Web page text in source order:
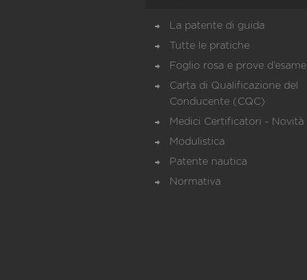
La patente di guida
Tutte le pratiche
Foglio rosa e prove d’esame
Carta di Qualificazione del
Conducente (CQC)
Medici Certificatori - Novità
Modulistica
Patente nautica
Normativa